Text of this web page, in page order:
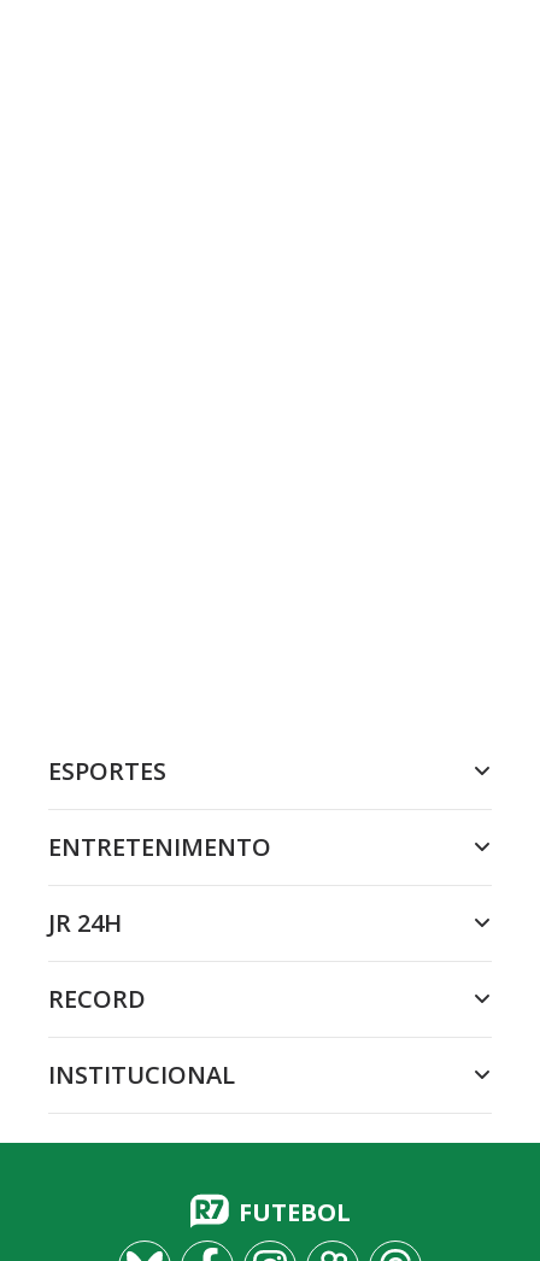
ESPORTES
ENTRETENIMENTO
JR 24H
RECORD
INSTITUCIONAL
FUTEBOL